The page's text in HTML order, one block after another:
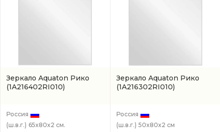
Зеркало Aquaton Рико
(1A216402RI010)
Россия
(ш.в.г.) 65x80x2 см.
Зеркало Aquaton Рико
(1A216302RI010)
Россия
(ш.в.г.) 50x80x2 см